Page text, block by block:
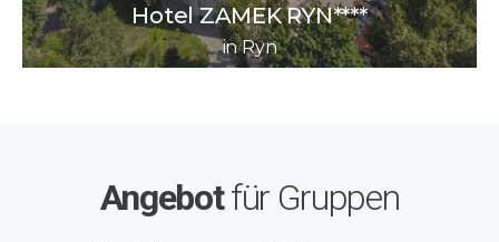
Hotel ZAMEK RYN****
in Ryn
Angebotfür Gruppen